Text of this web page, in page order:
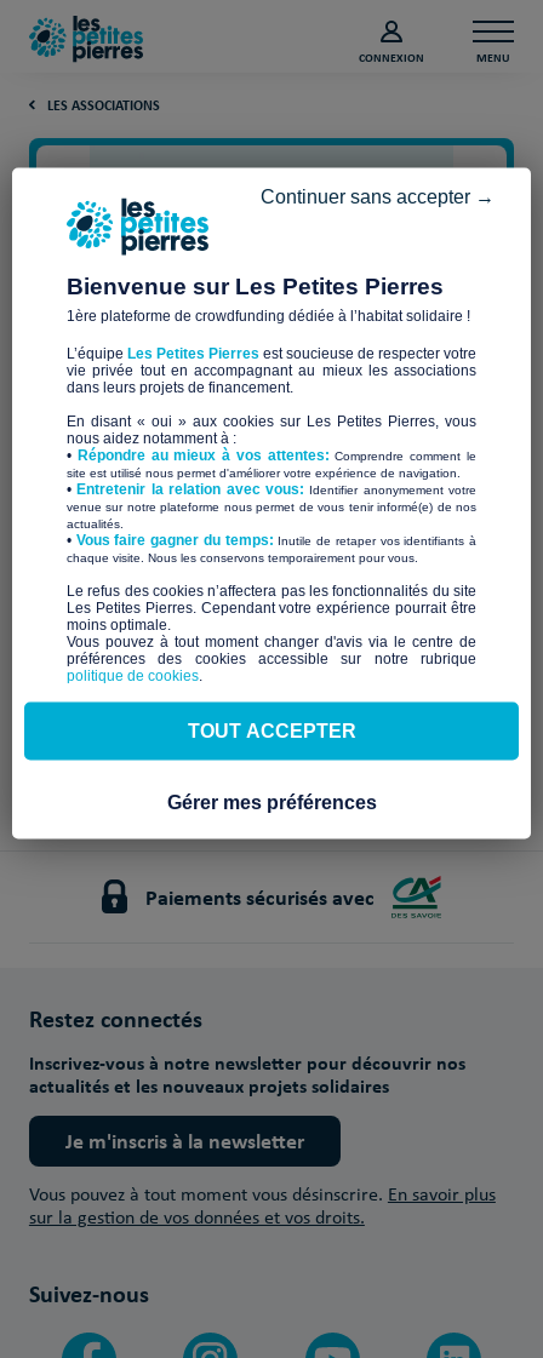
CONNEXION MENU
LES ASSOCIATIONS
AFPPI
Qui sommes-nous ?
Description à venir
Notre mission et nos
engagements
À venir
Paiements sécurisés avec
Restez connectés
Inscrivez-vous à notre newsletter pour découvrir nos
actualités et les nouveaux projets solidaires
Je m'inscris à la newsletter
Vous pouvez à tout moment vous désinscrire. En savoir plus
sur la gestion de vos données et vos droits.
Suivez-nous
Bienvenue sur Les Petites Pierres
1ère plateforme de crowdfunding dédiée à l’habitat solidaire !
L’équipe Les Petites Pierres est soucieuse de respecter votre
vie privée tout en accompagnant au mieux les associations
dans leurs projets de financement.
En disant « oui » aux cookies sur Les Petites Pierres, vous
nous aidez notamment à :
• Répondre au mieux à vos attentes:Comprendre comment le
site est utilisé nous permet d'améliorer votre expérience de navigation.
•Entretenir la relation avec vous: Identifier anonymement votre
venue sur notre plateforme nous permet de vous tenir informé(e) de nos
actualités.
​• Vous faire gagner du temps: Inutile de retaper vos identifiants à
chaque visite. Nous les conservons temporairement pour vous.
​Le refus des cookies n’affectera pas les fonctionnalités du site
Les Petites Pierres. Cependant votre expérience pourrait être
moins optimale.​
Vous pouvez à tout moment changer d'avis via le centre de
préférences des cookies accessible sur notre rubrique
politique de cookies
Continuer sans accepter →
TOUT ACCEPTER
Gérer mes préférences